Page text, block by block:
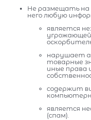
Не размещать на
него любую
является
нарушает
товарные
иные права
содержит
является
(спам).